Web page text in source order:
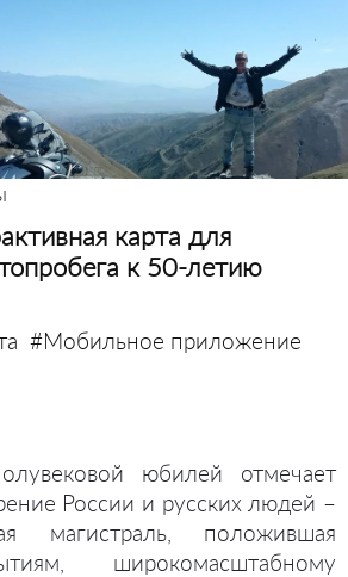
карта для
к 50-летию
#Мобильное приложение
юбилей отмечает
России и русских людей –
магистраль, положившая
широкомасштабному